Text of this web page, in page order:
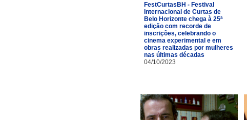
FestCurtasBH - Festival
Internacional de Curtas de
Belo Horizonte chega à 25ª
edição com recorde de
inscrições, celebrando o
cinema experimental e em
obras realizadas por mulheres
nas últimas décadas
04/10/2023